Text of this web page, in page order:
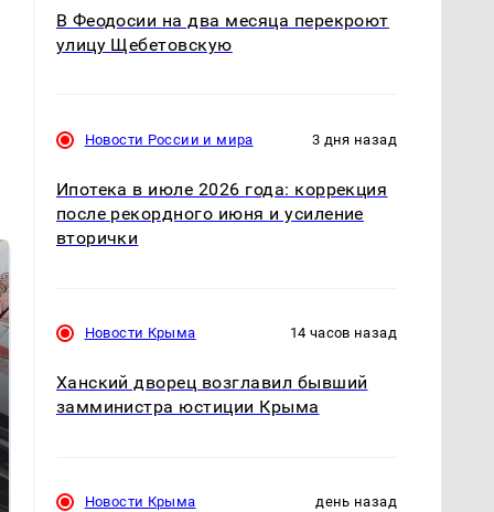
криптомиллионера
Кавказе: читать здесь
В Феодосии на два месяца перекроют
улицу Щебетовскую
Новости России и мира 3 дня назад
Ипотека в июле 2026 года: коррекция
после рекордного июня и усиление
вторички
Новости Крыма 14 часов назад
Ханский дворец возглавил бывший
замминистра юстиции Крыма
Новости Крыма день назад